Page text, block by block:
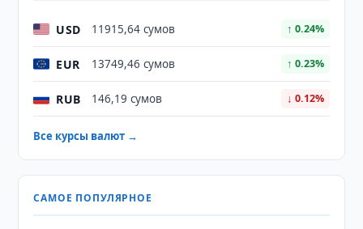
USD 11915,64 сумов ↑ 0.24%
EUR 13749,46 сумов ↑ 0.23%
RUB 146,19 сумов ↓ 0.12%
Все курсы валют →
САМОЕ ПОПУЛЯРНОЕ